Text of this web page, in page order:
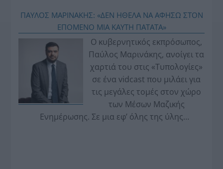
ΠΑΥΛΟΣ ΜΑΡΙΝΑΚΗΣ: «ΔΕΝ ΗΘΕΛΑ ΝΑ ΑΦΗΣΩ ΣΤΟΝ
ΕΠΟΜΕΝΟ ΜΙΑ ΚΑΥΤΗ ΠΑΤΑΤΑ»
Ο κυβερνητικός εκπρόσωπος,
Παύλος Μαρινάκης, ανοίγει τα
χαρτιά του στις «Τυπολογίες»
σε ένα vidcast που μιλάει για
τις μεγάλες τομές στον χώρο
των Μέσων Μαζικής
Ενημέρωσης. Σε μια εφ’ όλης της ύλης